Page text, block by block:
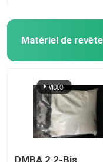
Matériel de
DMBA 2,2-Bis